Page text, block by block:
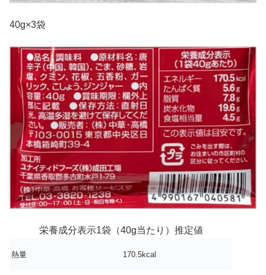
40g×3袋
栄養成分表示1袋（40g当たり）推定値
熱量 170.5kcal